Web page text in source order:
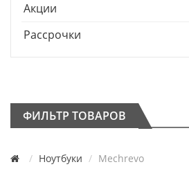
Акции
Рассрочки
ФИЛЬТР ТОВАРОВ
Ноутбуки Mechrevo